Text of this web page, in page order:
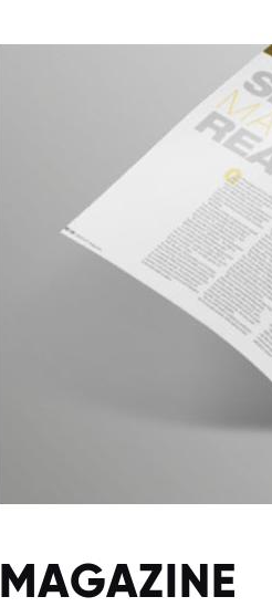
MAGAZINE